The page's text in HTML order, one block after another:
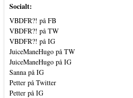
Socialt:
VBDFR?! på FB
VBDFR?! på TW
VBDFR?! på IG
JuiceManeHugo på TW
JuiceManeHugo på IG
Sanna på IG
Petter på Twitter
Petter på IG